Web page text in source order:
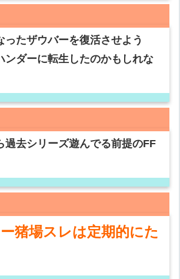
ったザウバーを復活させよう
ンダーに転生したのかもしれな
過去シリーズ遊んでる前提のFF
猪場スレは定期的にた